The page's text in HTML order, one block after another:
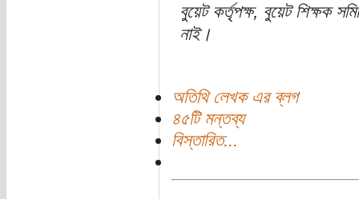
বুয়েট কর্তৃপক্ষ, বুয়েট শিক্ষক
নাই।
অতিথি লেখক এর ব্লগ
৪৫টি মন্তব্য
বিস্তারিত...